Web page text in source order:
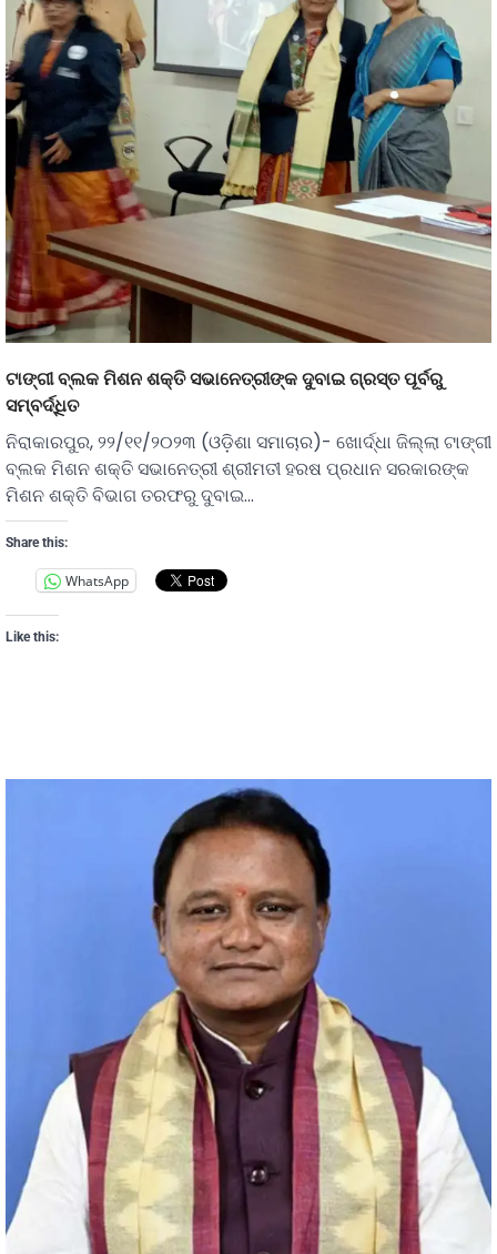
ଟାଙ୍ଗୀ ବ୍ଲକ ମିଶନ ଶକ୍ତି ସଭାନେତ୍ରୀଙ୍କ ଦୁବାଇ ଗ୍ରସ୍ତ ପୂର୍ବରୁ
ସମ୍ବର୍ଦ୍ଧିତ
ନିରାକାରପୁର, ୨୨/୧୧/୨୦୨୩ (ଓଡ଼ିଶା ସମାଚାର)- ଖୋର୍ଦ୍ଧା ଜିଲ୍ଲା ଟାଙ୍ଗୀ
ବ୍ଲକ ମିଶନ ଶକ୍ତି ସଭାନେତ୍ରୀ ଶ୍ରୀମତୀ ହରଷ ପ୍ରଧାନ ସରକାରଙ୍କ
ମିଶନ ଶକ୍ତି ବିଭାଗ ତରଫରୁ ଦୁବାଇ…
Share this:
WhatsApp
Like this: